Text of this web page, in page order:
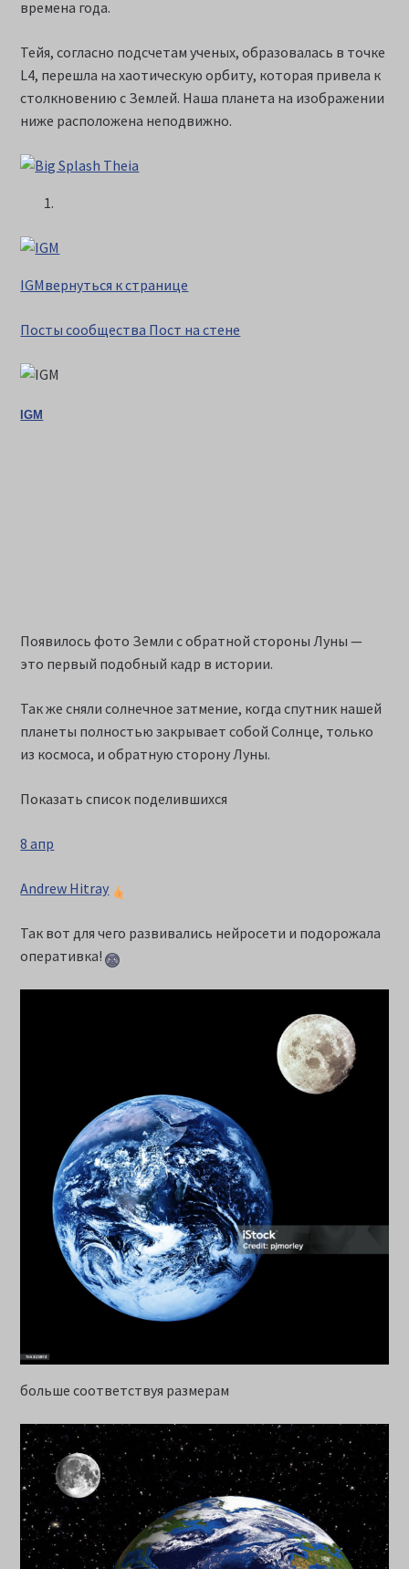
времена года.
Тейя, согласно подсчетам ученых, образовалась в точке
L4, перешла на хаотическую орбиту, которая привела к
столкновению с Землей. Наша планета на изображении
ниже расположена неподвижно.
IGMвернуться к странице
Посты сообщества Пост на стене
IGM
Появилось фото Земли с обратной стороны Луны —
это первый подобный кадр в истории.
Так же сняли солнечное затмение, когда спутник нашей
планеты полностью закрывает собой Солнце, только
из космоса, и обратную сторону Луны.
Показать список поделившихся
8 апр
Andrew Hitray
Так вот для чего развивались нейросети и подорожала
оперативка!
больше соответствуя размерам